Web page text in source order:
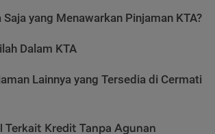
yang Menawarkan Pinjaman KTA?
Dalam KTA
Lainnya yang Tersedia di Cermati
Terkait Kredit Tanpa Agunan